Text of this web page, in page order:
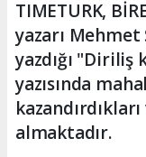
TIMETURK,
yazarı Mehmet
yazdığı "Diriliş
yazısında
almaktadır.